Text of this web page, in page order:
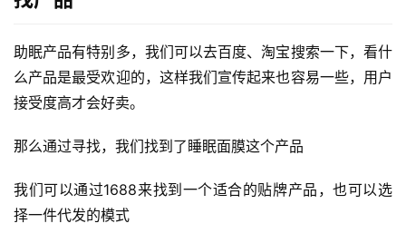
行
快
讯
眼
例
助眠产品有特别多，我们可以去百度、淘宝搜索一下，看什
么产品是最受欢迎的，这样我们宣传起来也容易一些，用户
接受度高才会好卖。
那么通过寻找，我们找到了睡眠面膜这个产品
我们可以通过1688来找到一个适合的贴牌产品，也可以选
择一件代发的模式